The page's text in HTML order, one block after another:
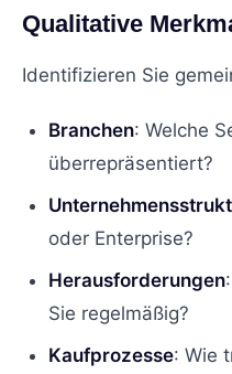
Qualitative
Identifizieren Sie
Branchen: Welche
überrepräsentiert?
oder Enterprise?
Herausforderungen
Sie regelmäßig?
Kaufprozesse: Wie